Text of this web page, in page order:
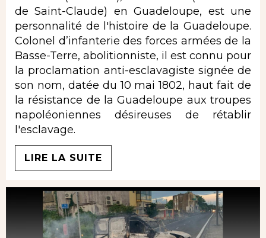
de Saint-Claude) en Guadeloupe, est une
personnalité de l'histoire de la Guadeloupe.
Colonel d’infanterie des forces armées de la
Basse-Terre, abolitionniste, il est connu pour
la proclamation anti-esclavagiste signée de
son nom, datée du 10 mai 1802, haut fait de
la résistance de la Guadeloupe aux troupes
napoléoniennes désireuses de rétablir
l'esclavage.
LIRE LA SUITE